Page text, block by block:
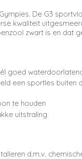
De G3
kwaliteit
zwart is en dat
goed
een sportles
te houden
uitstraling
d.m.v.